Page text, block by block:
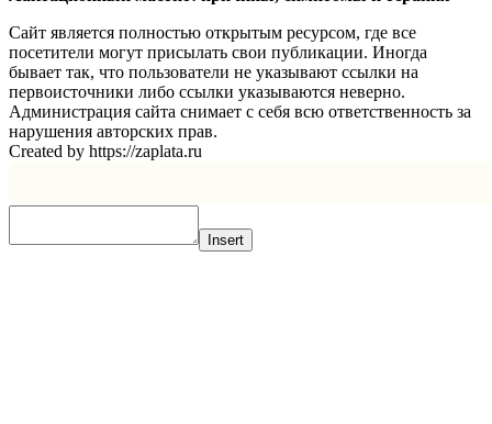
Сайт является полностью открытым ресурсом, где все
посетители могут присылать свои публикации. Иногда
бывает так, что пользователи не указывают ссылки на
первоисточники либо ссылки указываются неверно.
Администрация сайта снимает с себя всю ответственность за
нарушения авторских прав.
Created by https://zaplata.ru
Insert